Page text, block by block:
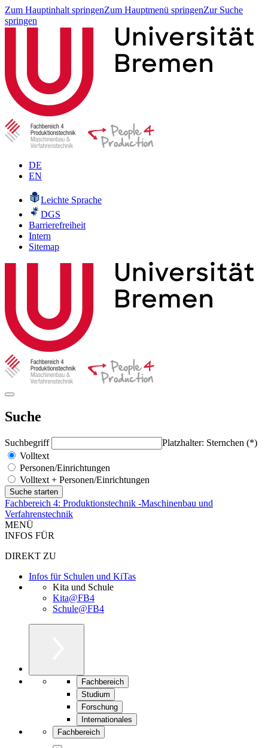
Zum Hauptinhalt springenZum Hauptmenü springenZur Suche
springen
DE
EN
Leichte Sprache
DGS
Barrierefreiheit
Intern
Sitemap
Suche
Suchbegriff
Platzhalter: Sternchen (*)
Volltext
Personen/Einrichtungen
Volltext + Personen/Einrichtungen
Fachbereich 4: Produktionstechnik -Maschinenbau und
Verfahrenstechnik
MENÜ
INFOS FÜR
DIREKT ZU
Infos für Schulen und KiTas
Kita und Schule
Kita@FB4
Schule@FB4
Fachbereich
Studium
Forschung
Internationales
Fachbereich